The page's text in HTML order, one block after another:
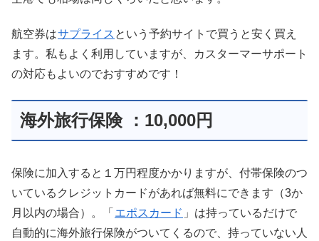
航空券はサプライス という予約サイトで買うと安く買え
ます。私もよく利用していますが、カスターマーサポート
の対応もよいのでおすすめです！
海外旅行保険 ：10,000円
保険に加入すると１万円程度かかりますが、付帯保険のつ
いているクレジットカードがあれば無料にできます（3か
月以内の場合）。「 エポスカード 」は持っているだけで
自動的に海外旅行保険がついてくるので、持っていない人